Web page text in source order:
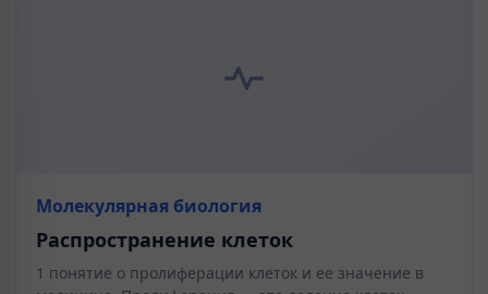
Молекулярная биология
Распространение клеток
1 понятие о пролиферации клеток и ее значение в